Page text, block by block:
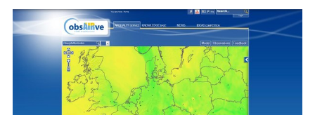
hyperspektrale Bilddaten mit den unterschiedlichsten
Sensoreinstellungen über dem DLR-Kalibrierfeld in
Kaufbeuren aufgenommen werden. Momentan läuft
die Auswertung der Daten. Der erste Eindruck
begeistert alle Beteiligten.